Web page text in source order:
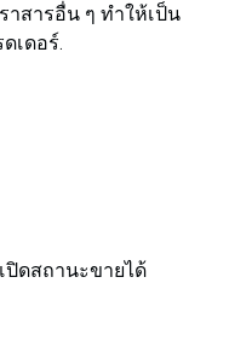
สารอื่น ๆ ทำให้เป็น
เดอร์.
ดสถานะขายได้